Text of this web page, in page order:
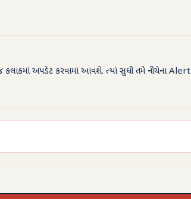
અપડેટ કરવામાં આવશે. ત્યાં સુધી તમે નીચેના Alert